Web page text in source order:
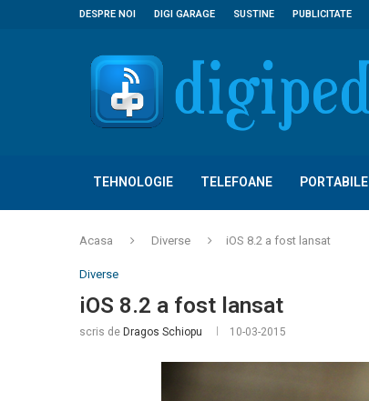
DESPRE NOI DIGI GARAGE SUSTINE PUBLICITATE
TEHNOLOGIE TELEFOANE PORTABILE
Acasa Diverse iOS 8.2 a fost lansat
Diverse
iOS 8.2 a fost lansat
scris de Dragos Schiopu 10-03-2015